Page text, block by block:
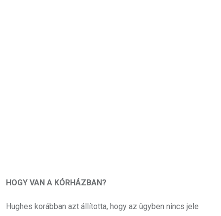
HOGY VAN A KÓRHÁZBAN?
Hughes korábban azt állította, hogy az ügyben nincs jele